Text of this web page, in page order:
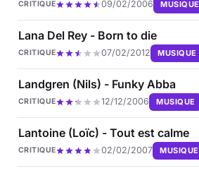
CRITIQUE 09/02/2006 MUSIQUE
Lana Del Rey - Born to die
CRITIQUE 07/02/2012 MUSIQUE
Landgren (Nils) - Funky Abba
CRITIQUE 12/12/2006 MUSIQUE
Lantoine (Loïc) - Tout est calme
CRITIQUE 02/02/2007 MUSIQUE